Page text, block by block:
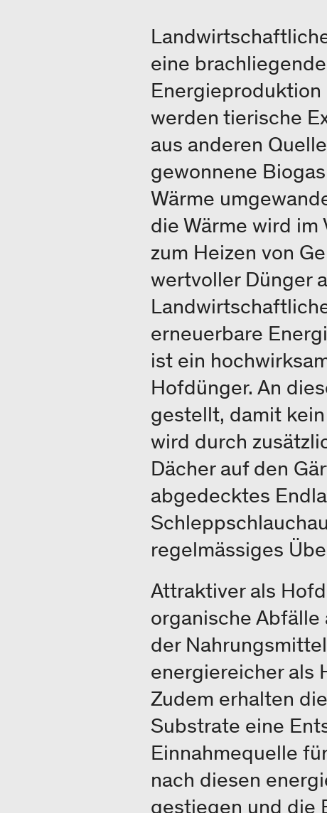
eine
werden tierische
aus anderen
gewonnene
Wärme
die Wärme wird
zum Heizen von
wertvoller Dünger
erneuerbare
ist ein
Hofdünger. An
gestellt, damit
wird durch
Dächer auf den
abgedecktes
regelmässiges
Attraktiver als
organische
der
energiereicher als
Zudem erhalten
Substrate eine
Einnahmequelle
nach diesen
gestiegen und die